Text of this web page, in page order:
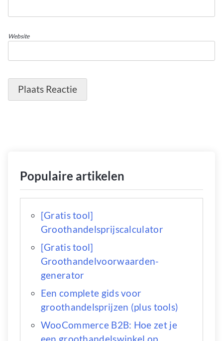
Website
Populaire artikelen
[Gratis tool]
Groothandelsprijscalculator
[Gratis tool]
Groothandelvoorwaarden-
generator
Een complete gids voor
groothandelsprijzen (plus tools)
WooCommerce B2B: Hoe zet je